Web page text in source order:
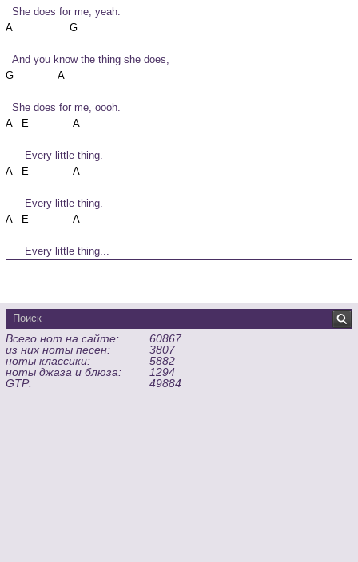
  She does for me, yeah.
  And you know the thing she does,
  She does for me, oooh.
      Every little thing.
      Every little thing.
      Every little thing...
Всего нот на сайте:
60867
из них ноты песен:
3807
ноты классики:
5882
ноты джаза и блюза:
1294
GTP:
49884